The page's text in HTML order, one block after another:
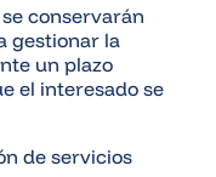
conservarán
gestionar la
un plazo
el interesado se
de servicios